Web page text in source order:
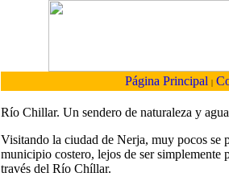
Página Principal |
Río Chillar. Un sendero de naturaleza y
Visitando la ciudad de Nerja, muy pocos se
municipio costero, lejos de ser simplemente
través del Río Chíllar.